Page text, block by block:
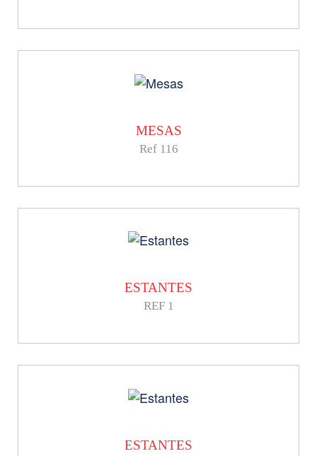
MESAS
Ref 116
ESTANTES
REF 1
ESTANTES